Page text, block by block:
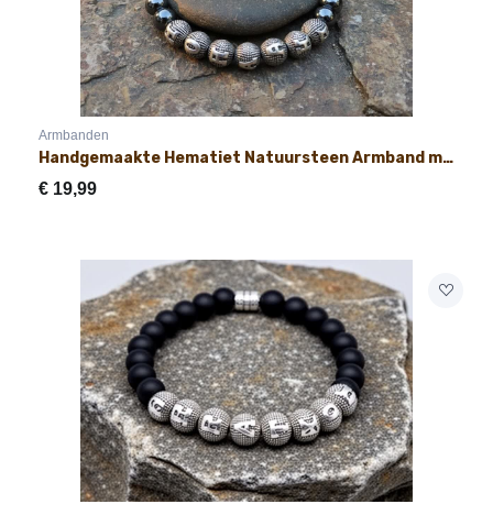
Armbanden
Handgemaakte Hematiet Natuursteen Armband met Naam 8mm
€ 19,99